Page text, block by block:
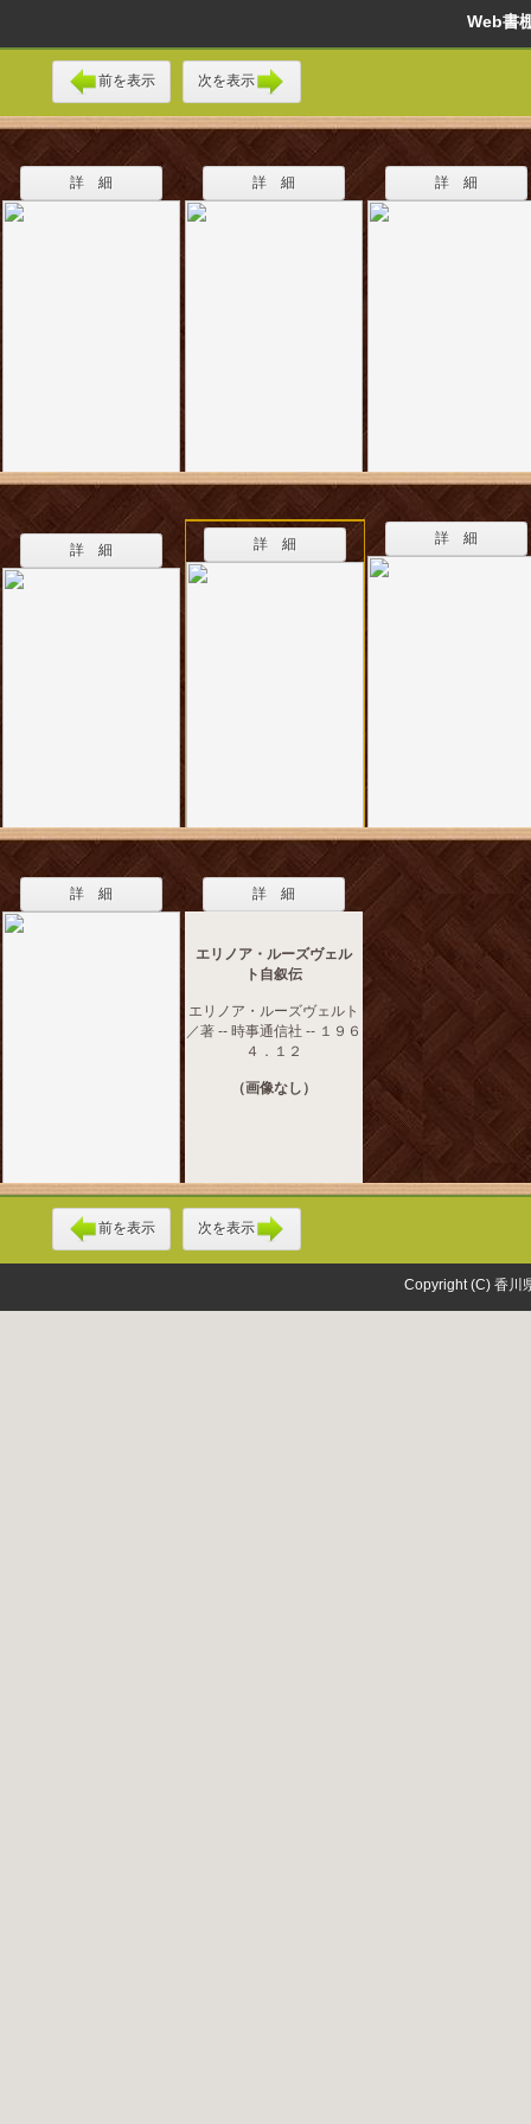
Web
前を表示 次を表示
詳 細 詳 細 詳 細
詳 細 詳 細 詳 細
詳 細 詳 細
エリノア・ルーズヴェル
ト自叙伝
エリノア・ルーズヴェルト
／著 -- 時事通信社 -- １９６
４．１２
（画像なし）
前を表示 次を表示
Copyright (C) 香川